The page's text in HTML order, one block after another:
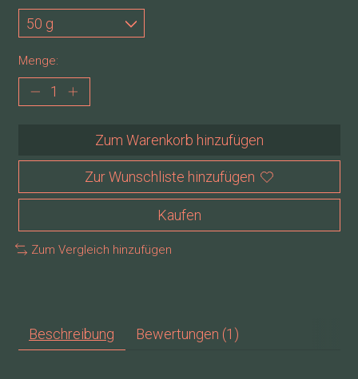
Menge:
Zum Warenkorb hinzufügen
Zur Wunschliste hinzufügen
Kaufen
Zum Vergleich hinzufügen
Beschreibung Bewertungen (1)